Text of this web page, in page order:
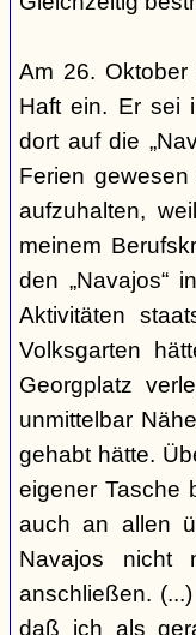
Am 26.
Haft ein. Er sei
dort auf die
Ferien
aufzuhalten,
meinem
den „Navajos“
Aktivitäten
Volksgarten
Georgplatz
unmittelbar
gehabt hätte.
eigener Tasche
auch an allen
Navajos nicht
anschließen.
daß ich als